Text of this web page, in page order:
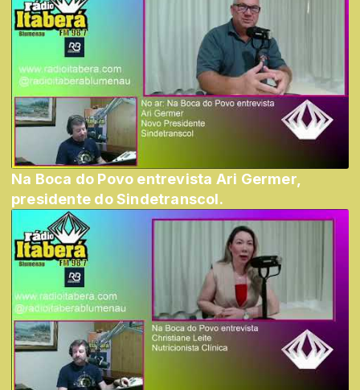
Na Boca do Povo entrevista Ari Germer,
presidente do Sindetranscol.